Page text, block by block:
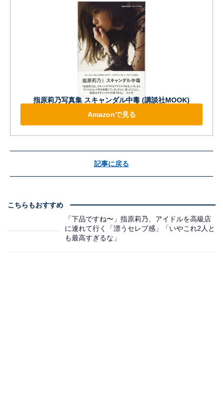
指原莉乃写真集 スキャンダル中毒 (講談社MOOK)
Amazonで見る
記事に戻る
こちらもおすすめ
「下品ですね〜」指原莉乃、アイドルを高級店
に連れて行く「漂うセレブ感」「いやこれ2人と
も最高すぎるな」